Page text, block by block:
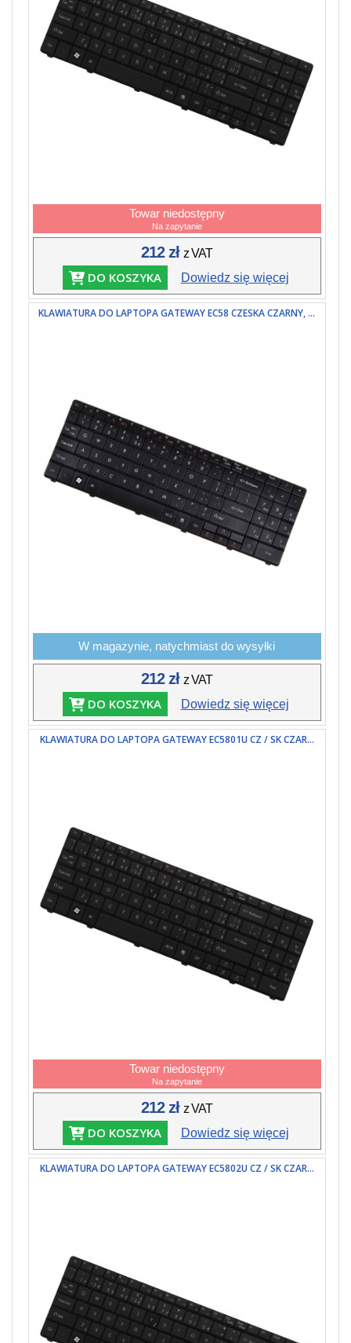
Towar niedostępny
Na zapytanie
212 złz VAT
DO KOSZYKA Dowiedz się więcej
KLAWIATURA DO LAPTOPA GATEWAY EC58 CZESKA CZARNY, ...
W magazynie, natychmiast do wysyłki
212 złz VAT
DO KOSZYKA Dowiedz się więcej
KLAWIATURA DO LAPTOPA GATEWAY EC5801U CZ / SK CZAR...
Towar niedostępny
Na zapytanie
212 złz VAT
DO KOSZYKA Dowiedz się więcej
KLAWIATURA DO LAPTOPA GATEWAY EC5802U CZ / SK CZAR...